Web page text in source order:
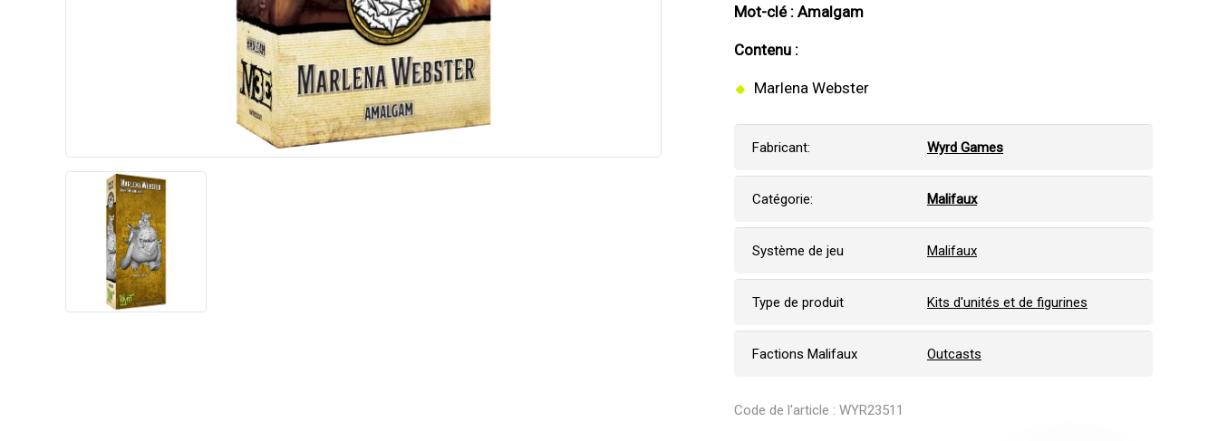
Mot-clé : Amalgam
Contenu :
Marlena Webster
Fabricant: Wyrd Games
Catégorie: Malifaux
Système de jeu Malifaux
Type de produit Kits d'unités et de figurines
Factions Malifaux Outcasts
Code de l'article : WYR23511